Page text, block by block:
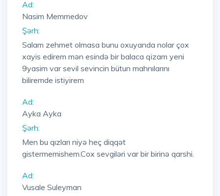
Ad:
Nasim Memmedov
Şərh:
Salam zehmet olmasa bunu oxuyanda nolar çox
xayis edirem mən esində bir balaca qizam yeni
9yasim var sevil sevincin bütun mahnılarını
biliremde istiyirem
Ad:
Ayka Ayka
Şərh:
Men bu qızları niyə heç diqqət
gistermemishem.Cox sevgiləri var bir birinə qarshi.
Ad:
Vusale Suleyman